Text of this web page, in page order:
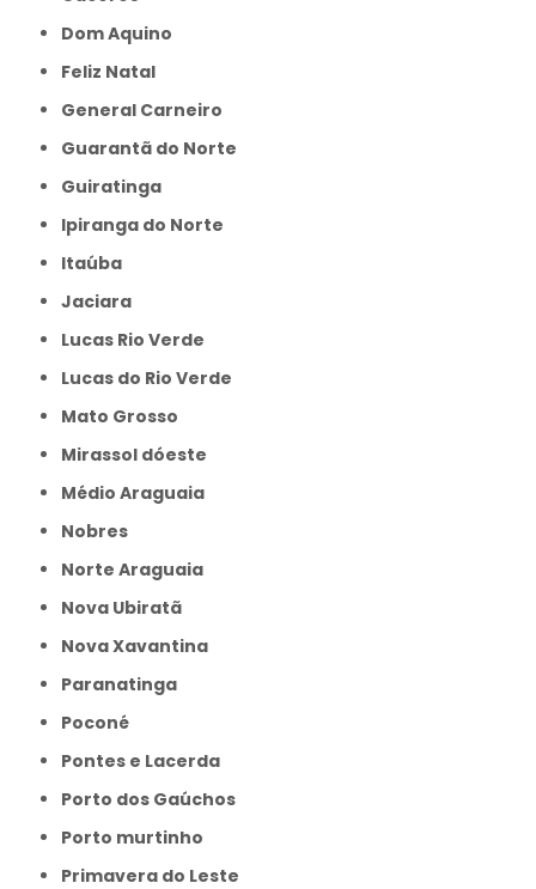
Dom Aquino
Feliz Natal
General Carneiro
Guarantã do Norte
Guiratinga
Ipiranga do Norte
Itaúba
Jaciara
Lucas Rio Verde
Lucas do Rio Verde
Mato Grosso
Mirassol dóeste
Médio Araguaia
Nobres
Norte Araguaia
Nova Ubiratã
Nova Xavantina
Paranatinga
Poconé
Pontes e Lacerda
Porto dos Gaúchos
Porto murtinho
Primavera do Leste